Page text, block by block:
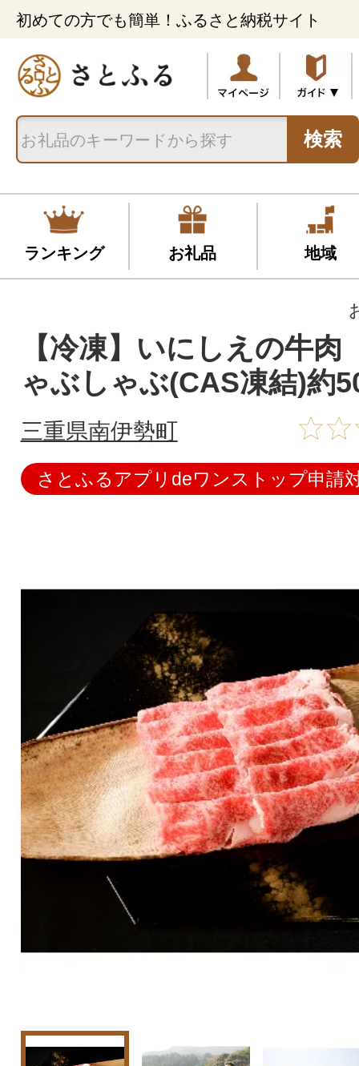
初めての方でも簡単！ふるさと納税サイト
検索
ランキング お礼品 地域
【冷凍】いにしえの牛
ゃぶしゃぶ(CAS凍結)約
三重県南伊勢町
さとふるアプリdeワンストップ申請